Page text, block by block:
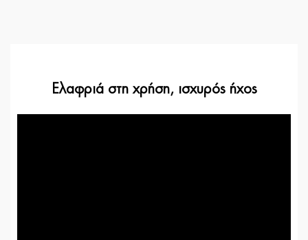
Ελαφριά στη χρήση, ισχυρός ήχος